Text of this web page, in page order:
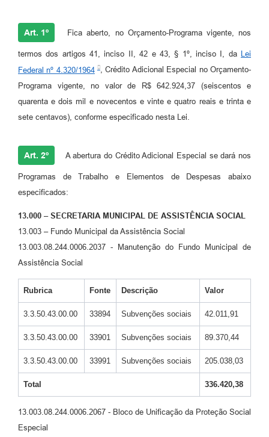
Art. 1º Fica aberto, no Orçamento-Programa vigente, nos
termos dos artigos 41, inciso II, 42 e 43, § 1º, inciso I, da Lei
Federal nº 4.320/1964 , Crédito Adicional Especial no Orçamento-
Programa vigente, no valor de R$ 642.924,37 (seiscentos e
quarenta e dois mil e novecentos e vinte e quatro reais e trinta e
sete centavos), conforme especificado nesta Lei.
Art. 2º A abertura do Crédito Adicional Especial se dará nos
Programas de Trabalho e Elementos de Despesas abaixo
especificados:
13.000 – SECRETARIA MUNICIPAL DE ASSISTÊNCIA SOCIAL
13.003 – Fundo Municipal da Assistência Social
13.003.08.244.0006.2037 - Manutenção do Fundo Municipal de
Assistência Social
Rubrica Fonte Descrição Valor
3.3.50.43.00.00 33894 Subvenções sociais 42.011,91
3.3.50.43.00.00 33901 Subvenções sociais 89.370,44
3.3.50.43.00.00 33991 Subvenções sociais 205.038,03
Total 336.420,38
13.003.08.244.0006.2067 - Bloco de Unificação da Proteção Social
Especial